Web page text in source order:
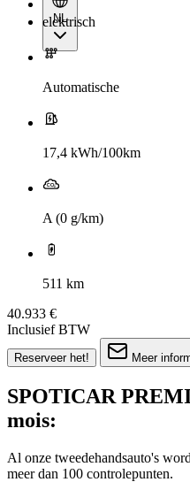
NL
elektrisch
Automatische
17,4 kWh/100km
A (0 g/km)
511 km
40.933 €
Inclusief BTW
Reserveer het! Meer
SPOTICAR
mois:
Al onze tweedehandsauto's
meer dan 100 controlepunten.